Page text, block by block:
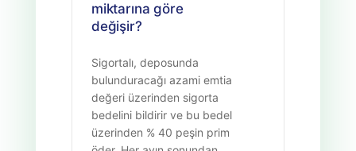
miktarına göre
değişir?
Sigortalı, deposunda
bulunduracağı azami emtia
değeri üzerinden sigorta
bedelini bildirir ve bu bedel
üzerinden % 40 peşin prim